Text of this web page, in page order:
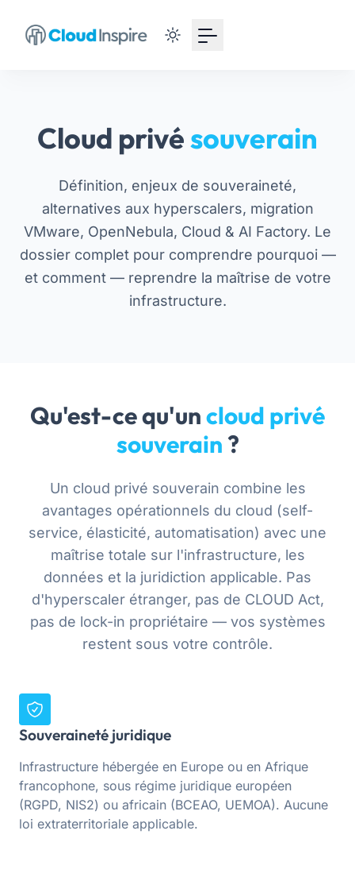
Cloud privésouverain
Définition, enjeux de souveraineté,
alternatives aux hyperscalers, migration
VMware, OpenNebula, Cloud & AI Factory. Le
dossier complet pour comprendre pourquoi —
et comment — reprendre la maîtrise de votre
infrastructure.
Qu'est-ce qu'uncloud privé
souverain?
Un cloud privé souverain combine les
avantages opérationnels du cloud (self-
service, élasticité, automatisation) avec une
maîtrise totale sur l'infrastructure, les
données et la juridiction applicable. Pas
d'hyperscaler étranger, pas de CLOUD Act,
pas de lock-in propriétaire — vos systèmes
restent sous votre contrôle.
Souveraineté juridique
Infrastructure hébergée en Europe ou en Afrique
francophone, sous régime juridique européen
(RGPD, NIS2) ou africain (BCEAO, UEMOA). Aucune
loi extraterritoriale applicable.